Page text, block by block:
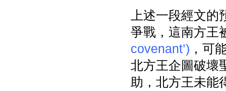
上述一段經文
爭戰，這南方王
covenant’) ，可
北方王企圖破壞
助，北方王未能